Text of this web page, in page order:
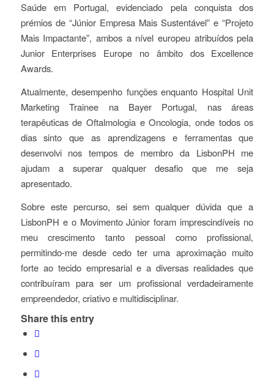
Saúde em Portugal, evidenciado pela conquista dos
prémios de “Júnior Empresa Mais Sustentável” e “Projeto
Mais Impactante”, ambos a nível europeu atribuídos pela
Junior Enterprises Europe no âmbito dos Excellence
Awards.
Atualmente, desempenho funções enquanto Hospital Unit
Marketing Trainee na Bayer Portugal, nas áreas
terapêuticas de Oftalmologia e Oncologia, onde todos os
dias sinto que as aprendizagens e ferramentas que
desenvolvi nos tempos de membro da LisbonPH me
ajudam a superar qualquer desafio que me seja
apresentado.
Sobre este percurso, sei sem qualquer dúvida que a
LisbonPH e o Movimento Júnior foram imprescindíveis no
meu crescimento tanto pessoal como profissional,
permitindo-me desde cedo ter uma aproximação muito
forte ao tecido empresarial e a diversas realidades que
contribuíram para ser um profissional verdadeiramente
empreendedor, criativo e multidisciplinar.
Share this entry